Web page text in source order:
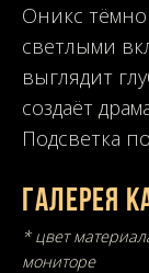
Оникс
светлыми
выглядит
создаёт
Подсветка
Галерея
* цвет
мониторе